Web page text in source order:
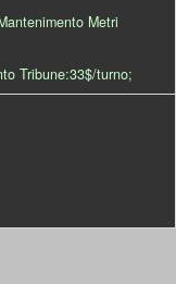
Metri
Tribune:33$/turno;